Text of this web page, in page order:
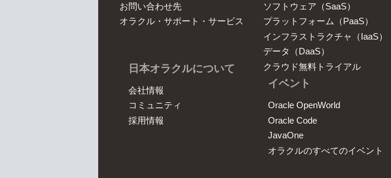
お問い合わせ先
オラクル・サポート・サービス
日本オラクルについて
会社情報
コミュニティ
採用情報
ソフトウェア（SaaS）
プラットフォーム（PaaS）
インフラストラクチャ（IaaS）
データ（DaaS）
クラウド無料トライアル
イベント
Oracle OpenWorld
Oracle Code
JavaOne
オラクルのすべてのイベント